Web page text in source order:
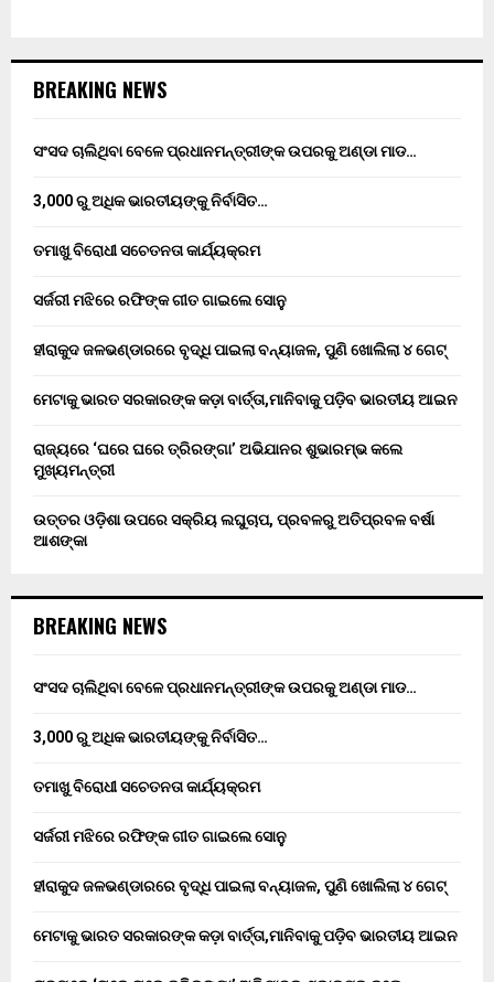
BREAKING NEWS
ସଂସଦ ଚାଲିଥିବା ବେଳେ ପ୍ରଧାନମନ୍ତ୍ରୀଙ୍କ ଉପରକୁ ଅଣ୍ଡା ମାଡ…
3,000 ରୁ ଅଧିକ ଭାରତୀୟଙ୍କୁ ନିର୍ବାସିତ…
ତମାଖୁ ବିରୋଧୀ ସଚେତନତା କାର୍ଯ୍ୟକ୍ରମ
ସର୍ଜରୀ ମଝିରେ ରଫିଙ୍କ ଗୀତ ଗାଇଲେ ସୋନୁ
ହୀରାକୁଦ ଜଳଭଣ୍ଡାରରେ ବୃଦ୍ଧି ପାଇଲା ବନ୍ୟାଜଳ, ପୁଣି ଖୋଲିଲା ୪ ଗେଟ୍
ମେଟାକୁ ଭାରତ ସରକାରଙ୍କ କଡ଼ା ବାର୍ତ୍ତା,ମାନିବାକୁ ପଡ଼ିବ ଭାରତୀୟ ଆଇନ
ରାଜ୍ୟରେ ‘ଘରେ ଘରେ ତ୍ରିରଙ୍ଗା’ ଅଭିଯାନର ଶୁଭାରମ୍ଭ କଲେ
ମୁଖ୍ୟମନ୍ତ୍ରୀ
ଉତ୍ତର ଓଡ଼ିଶା ଉପରେ ସକ୍ରିୟ ଲଘୁଚାପ, ପ୍ରବଳରୁ ଅତିପ୍ରବଳ ବର୍ଷା
ଆଶଙ୍କା
BREAKING NEWS
ସଂସଦ ଚାଲିଥିବା ବେଳେ ପ୍ରଧାନମନ୍ତ୍ରୀଙ୍କ ଉପରକୁ ଅଣ୍ଡା ମାଡ…
3,000 ରୁ ଅଧିକ ଭାରତୀୟଙ୍କୁ ନିର୍ବାସିତ…
ତମାଖୁ ବିରୋଧୀ ସଚେତନତା କାର୍ଯ୍ୟକ୍ରମ
ସର୍ଜରୀ ମଝିରେ ରଫିଙ୍କ ଗୀତ ଗାଇଲେ ସୋନୁ
ହୀରାକୁଦ ଜଳଭଣ୍ଡାରରେ ବୃଦ୍ଧି ପାଇଲା ବନ୍ୟାଜଳ, ପୁଣି ଖୋଲିଲା ୪ ଗେଟ୍
ମେଟାକୁ ଭାରତ ସରକାରଙ୍କ କଡ଼ା ବାର୍ତ୍ତା,ମାନିବାକୁ ପଡ଼ିବ ଭାରତୀୟ ଆଇନ